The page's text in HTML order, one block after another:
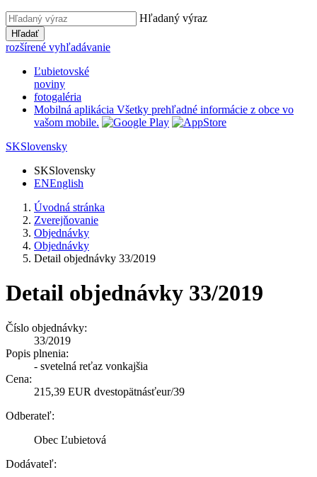
Hľadaný výraz
Hľadať
rozšírené vyhľadávanie
Ľubietovské
noviny
fotogaléria
Mobilná aplikácia Všetky prehľadné informácie z obce vo
vašom mobile.
SKSlovensky
SKSlovensky
ENEnglish
Úvodná stránka
Zverejňovanie
Objednávky
Objednávky
Detail objednávky 33/2019
Detail objednávky 33/2019
Číslo objednávky:
33/2019
Popis plnenia:
- svetelná reťaz vonkajšia
Cena:
215,39 EUR dvestopätnásťeur/39
Odberateľ:
Obec Ľubietová
Dodávateľ: